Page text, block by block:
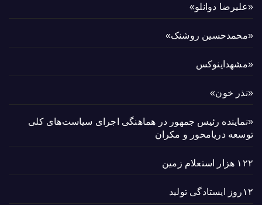
«علیرضا دوانلو»
«محمدحسین روشنک»
«مشهداینوکس
«نذر خون»
«نماینده رئیس جمهور در هماهنگی اجرای سیاست‌های کلی
توسعه دریامحور و مکران
۱۲۲ هزار استعلام زمین
۱۲روز ایستادگی تولید